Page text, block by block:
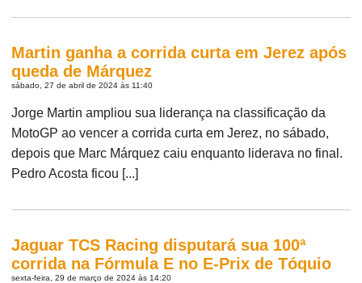
Martin ganha a corrida curta em Jerez após
queda de Márquez
sábado, 27 de abril de 2024 às 11:40
Jorge Martin ampliou sua liderança na classificação da
MotoGP ao vencer a corrida curta em Jerez, no sábado,
depois que Marc Márquez caiu enquanto liderava no final.
Pedro Acosta ficou [...]
Jaguar TCS Racing disputará sua 100ª
corrida na Fórmula E no E-Prix de Tóquio
sexta-feira, 29 de março de 2024 às 14:20